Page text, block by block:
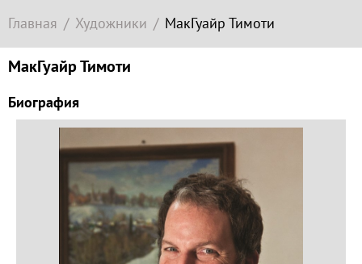
Главная Художники МакГуайр Тимоти
МакГуайр Тимоти
Биография
зарубежное
гора
Гора
Левитана
Заречье
Набережная